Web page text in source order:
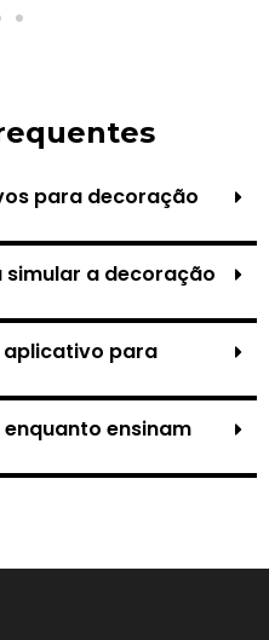
para decoração
simular a decoração
aplicativo para
ensinam